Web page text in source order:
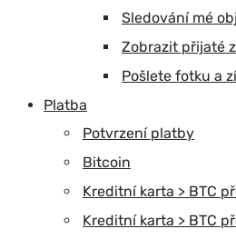
Sledování mé
Zobrazit přijaté
Pošlete fotku a
Platba
Potvrzení platby
Bitcoin
Kreditní karta > BTC
Kreditní karta > BTC